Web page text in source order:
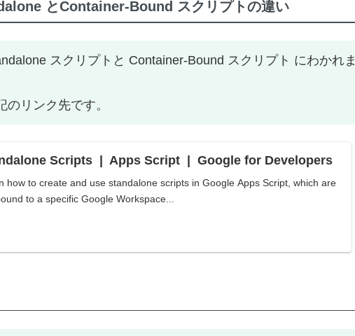
とContainer-Bound スクリプトの違い
スクリプトと Container-Bound スクリプト にわかれま
リンク先です。
Scripts | Apps Script | Google for Developers
how to create and use standalone scripts in Google Apps Script, which are
to a specific Google Workspace...